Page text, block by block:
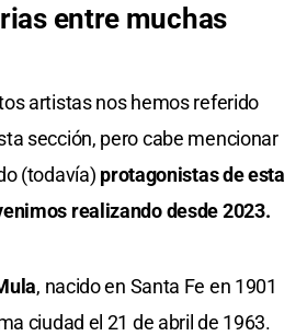
entre muchas
artistas nos hemos referido
sección, pero cabe mencionar
(todavía) protagonistas de esta
realizando desde 2023.
, nacido en Santa Fe en 1901
ciudad el 21 de abril de 1963.